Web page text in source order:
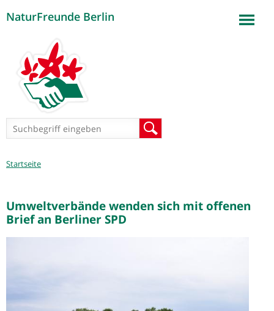
NaturFreunde Berlin
Suchformular
Sie
Startseite
Umweltverbände wenden sich mit offenen
Brief an Berliner SPD